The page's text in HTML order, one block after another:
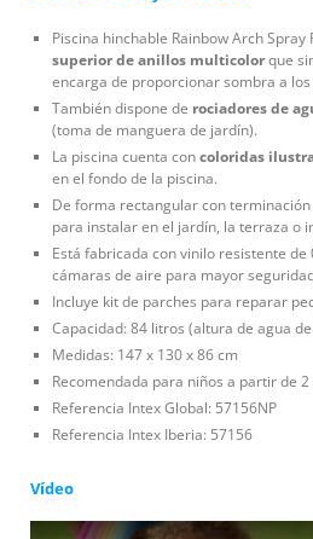
Piscina hinchable Rainbow Arch Spray
superior de anillos multicolorque
encarga de proporcionar sombra a los
También dispone de rociadores de
(toma de manguera de jardín).
La piscina cuenta concoloridas
en el fondo de la piscina.
De forma rectangular con
para instalar en el jardín, la terraza o
Está fabricada con vinilo resistente
cámaras de aire para mayor
Incluye kit de parches para reparar
Capacidad: 84 litros (altura de agua
Medidas: 147 x 130 x 86 cm
Recomendada para niños a partir de 2
Referencia Intex Global: 57156NP
Referencia Intex Iberia: 57156
Vídeo